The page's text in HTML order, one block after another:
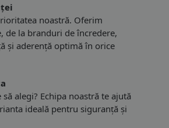
noastră. Oferim
de la branduri de încredere,
și aderență optimă în orice
alegi? Echipa noastră te ajută
ideală pentru siguranță și